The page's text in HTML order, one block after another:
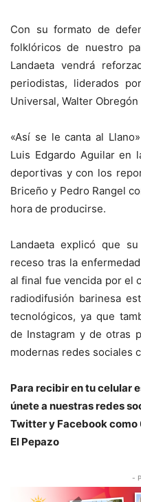
Con su formato de
folklóricos de nuestro
Landaeta vendrá
periodistas, liderados
Universal, Walter
«Así se le canta al
Luis Edgardo Aguilar en
deportivas y con los
Briceño y Pedro Rangel
hora de producirse.
Landaeta explicó que
receso tras la
al final fue vencida por el
radiodifusión barinesa
tecnológicos, ya que
de Instagram y de otras
modernas redes sociales
Para recibir en tu celular
únete a nuestras redes
Twitter y Facebook como
El Pepazo
-